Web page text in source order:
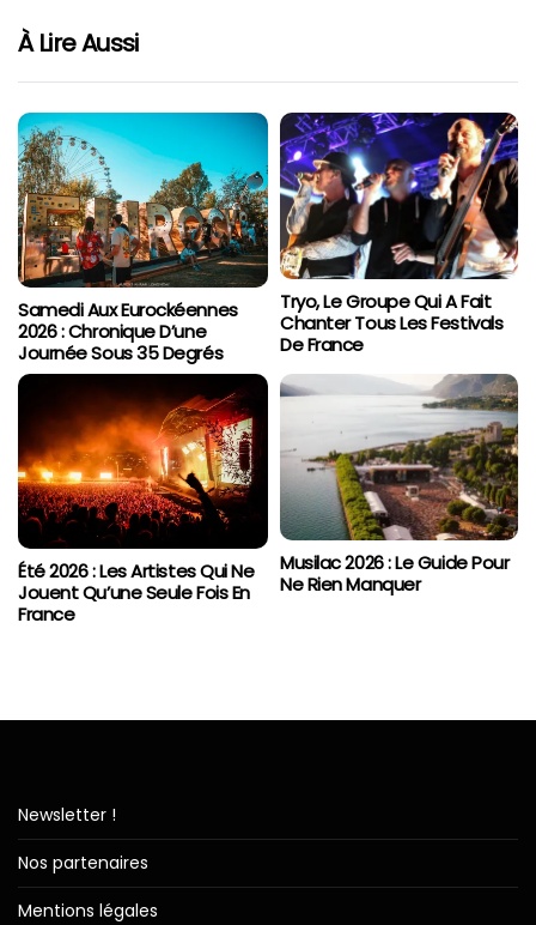
À Lire Aussi
Samedi Aux Eurockéennes
2026 : Chronique D’une
Journée Sous 35 Degrés
Tryo, Le Groupe Qui A Fait
Chanter Tous Les Festivals
De France
Été 2026 : Les Artistes Qui Ne
Jouent Qu’une Seule Fois En
France
Musilac 2026 : Le Guide Pour
Ne Rien Manquer
Newsletter !
Nos partenaires
Mentions légales